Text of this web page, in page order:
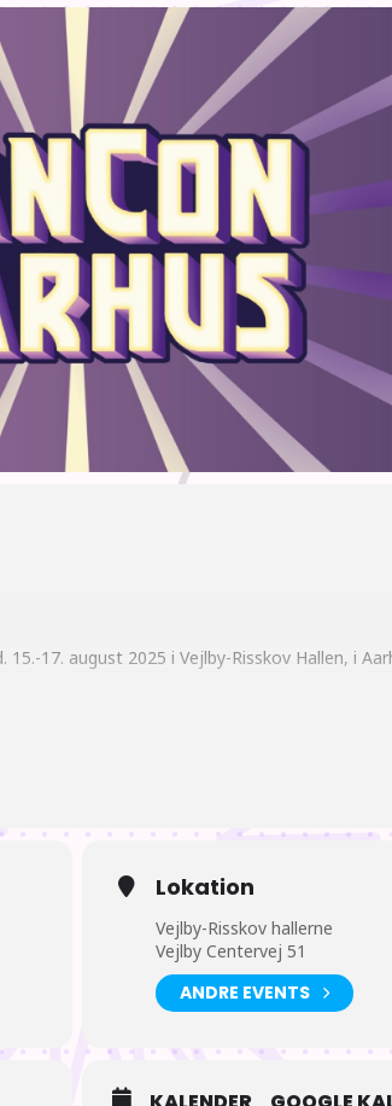
17. august 2025 i Vejlby-Risskov Hallen, i
nørdede hobbyer!
ikke bare går og hygger sig med sine venner!
Lokation
Vejlby-Risskov hallerne
Vejlby Centervej 51
ANDRE EVENTS